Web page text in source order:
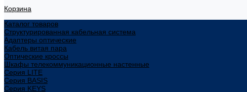
Корзина
Каталог товаров
Структурированная кабельная система
Адаптеры оптические
Кабель витая пара
Оптические кроссы
Шкафы телекоммуникационные настенные
Cерия LITE
Cерия BASIS
Cерия KEYS